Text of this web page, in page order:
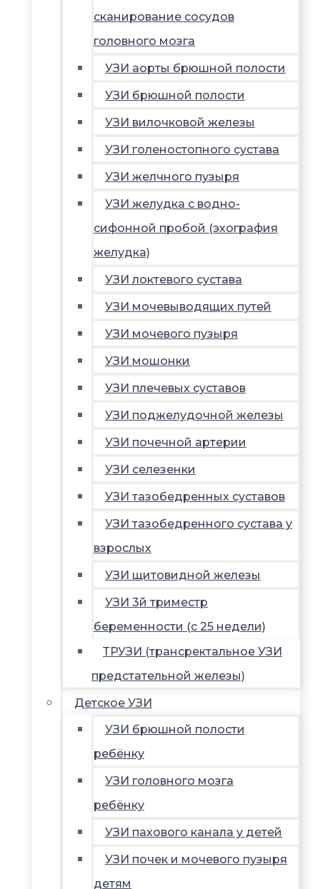
сканирование сосудов
головного мозга
УЗИ аорты брюшной полости
УЗИ брюшной полости
УЗИ вилочковой железы
УЗИ голеностопного сустава
УЗИ желчного пузыря
УЗИ желудка с водно-
сифонной пробой (эхография
желудка)
УЗИ локтевого сустава
УЗИ мочевыводящих путей
УЗИ мочевого пузыря
УЗИ мошонки
УЗИ плечевых суставов
УЗИ поджелудочной железы
УЗИ почечной артерии
УЗИ селезенки
УЗИ тазобедренных суставов
УЗИ тазобедренного сустава у
взрослых
УЗИ щитовидной железы
УЗИ 3й триместр
беременности (с 25 недели)
ТРУЗИ (трансректальное УЗИ
предстательной железы)
Детское УЗИ
УЗИ брюшной полости
ребёнку
УЗИ головного мозга
ребёнку
УЗИ пахового канала у детей
УЗИ почек и мочевого пузыря
детям